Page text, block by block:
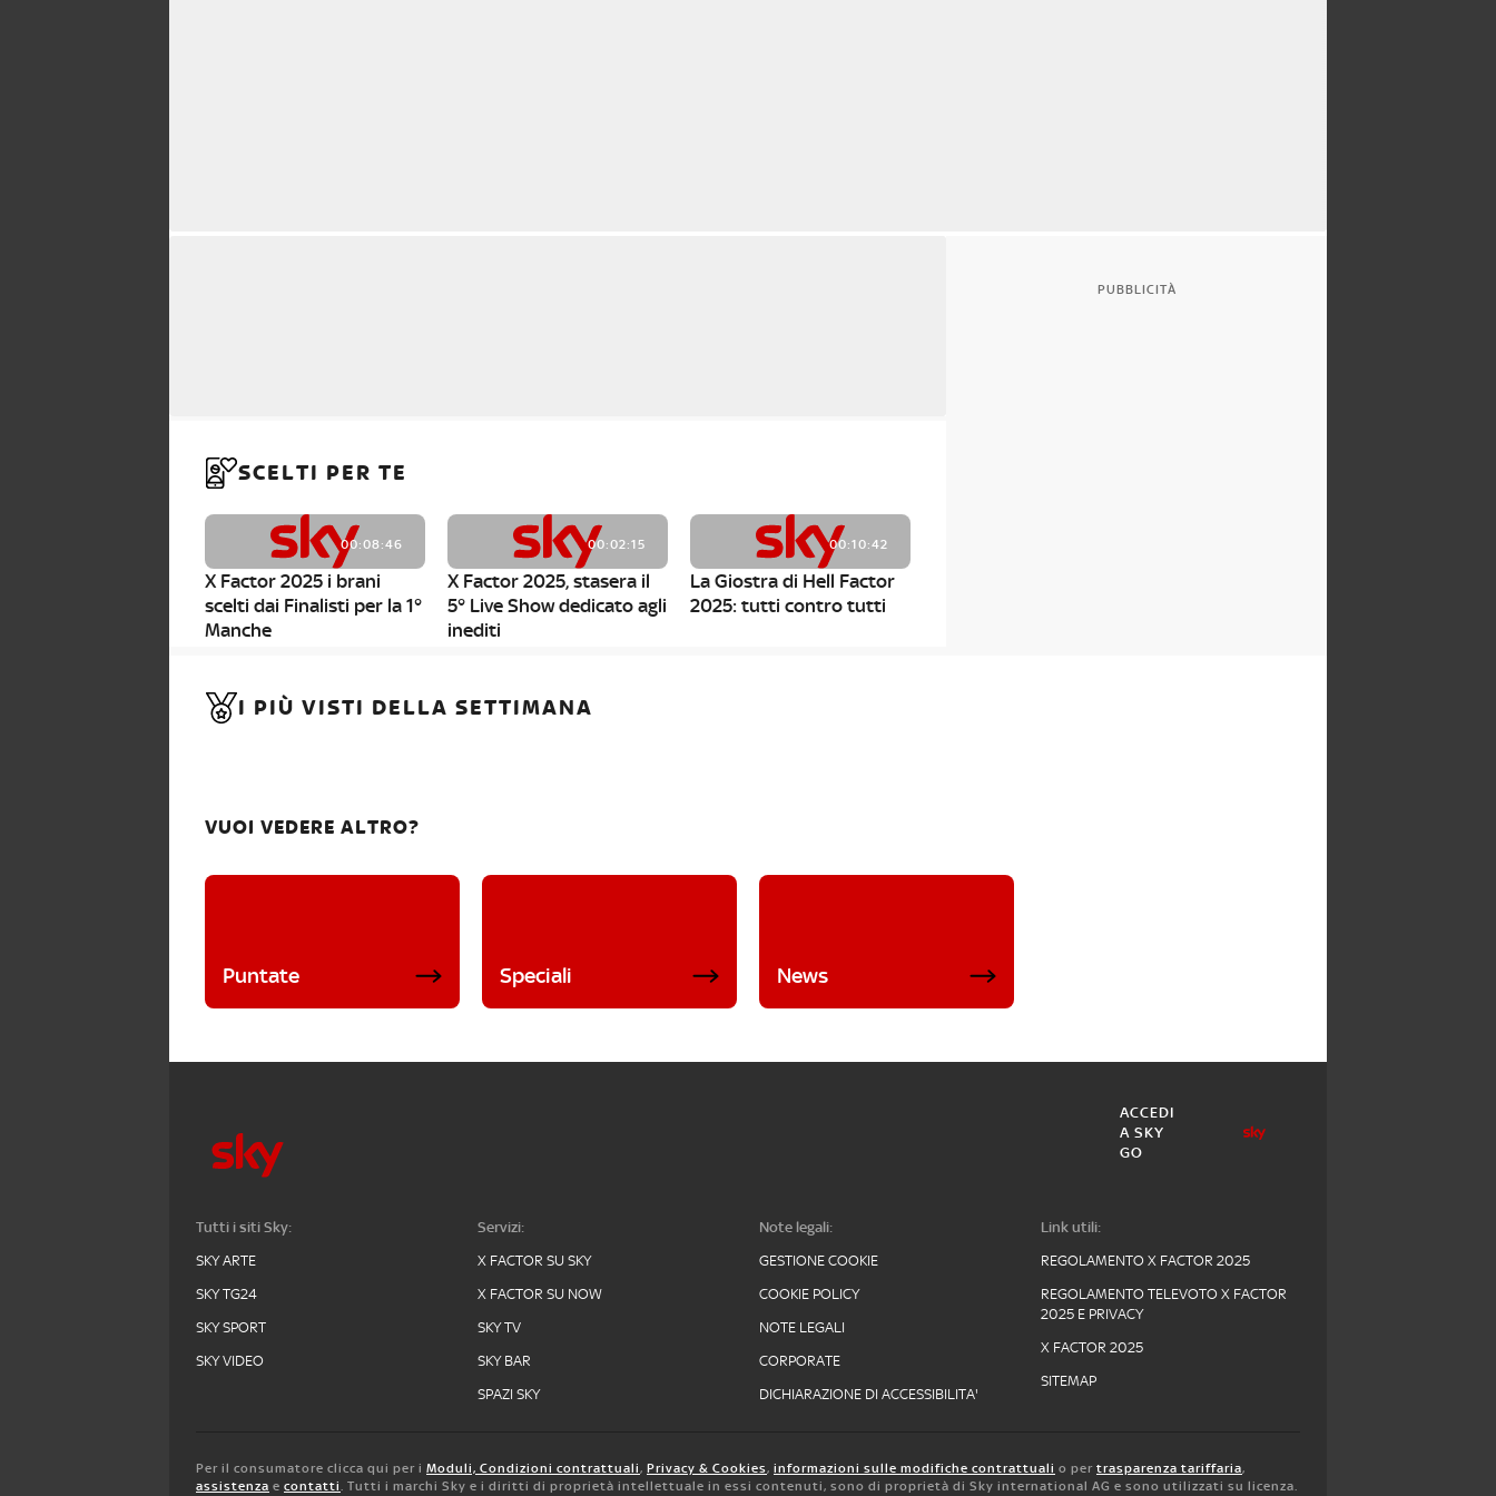
SCELTI PER TE
00:08:46
X Factor 2025 i brani
scelti dai Finalisti per la 1°
Manche
00:02:15
X Factor 2025, stasera il
5° Live Show dedicato agli
inediti
00:10:42
La Giostra di Hell Factor
2025: tutti contro tutti
PUBBLICITÀ
I PIÙ VISTI DELLA SETTIMANA
VUOI VEDERE ALTRO?
Puntate Speciali News
ACCEDI
A SKY
GO
Tutti i siti Sky:
SKY ARTE
SKY TG24
SKY SPORT
SKY VIDEO
Servizi:
X FACTOR SU SKY
X FACTOR SU NOW
SKY TV
SKY BAR
SPAZI SKY
Note legali:
GESTIONE COOKIE
COOKIE POLICY
NOTE LEGALI
CORPORATE
DICHIARAZIONE DI ACCESSIBILITA'
Link utili:
REGOLAMENTO X FACTOR 2025
REGOLAMENTO TELEVOTO X FACTOR
2025 E PRIVACY
X FACTOR 2025
SITEMAP
Per il consumatore clicca qui per i Moduli, Condizioni contrattuali, Privacy & Cookies, informazioni sulle modifiche contrattuali o per trasparenza tariffaria,
assistenza e contatti. Tutti i marchi Sky e i diritti di proprietà intellettuale in essi contenuti, sono di proprietà di Sky international AG e sono utilizzati su licenza.